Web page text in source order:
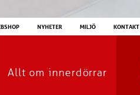
NYHETER MILJÖ KONTAKT
Allt om innerdörrar